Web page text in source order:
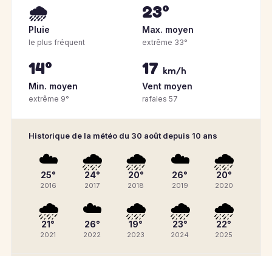
🌧️
Pluie
le plus fréquent
23°
Max. moyen
extrême 33°
14°
Min. moyen
extrême 9°
17 km/h
Vent moyen
rafales 57
Historique de la météo du 30 août depuis 10 ans
☁️
25°
2016
🌧️
24°
2017
🌧️
20°
2018
☁️
26°
2019
🌧️
20°
2020
🌧️
21°
2021
☁️
26°
2022
🌧️
19°
2023
🌧️
23°
2024
🌧️
22°
2025